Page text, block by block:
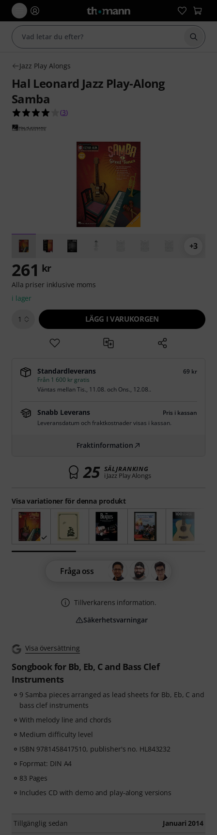
Börja
Jazz Play Alongs
Hal Leonard Jazz Play-Along
Samba
4.0 av 5 stjärnor från 3 kundbetyg
(3)
+3
Visa översättning
Songbook for Bb, Eb, C and Bass Clef
Instruments
9 Samba pieces arranged as lead sheets for Bb, Eb, C and
bass clef instruments
With melody line and chords
Medium difficulty level
ISBN 9781458417510, publisher's no. HL843232
Foprmat: DIN A4
83 Pages
Includes CD with demo and play-along versions
Tillgänglig sedan Januari 2014
Visa variationer för denna produkt
261 kr
Alla priser inklusive moms
i lager
1 LÄGG I VARUKORGEN
Standardleverans
69 kr
Från 1 600 kr gratis
Väntas mellanTis., 11.08. och Ons., 12.08..
Snabb Leverans
Pris i kassan
Leveransdatum och fraktkostnader visas i kassan.
Fraktinformation
25 SÄLJRANKING
i Jazz Play Alongs
Fråga oss
Tillverkarens information.
Säkerhetsvarningar